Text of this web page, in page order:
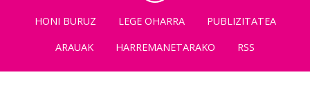
HONI BURUZ LEGE OHARRA
PUBLIZITATEA
ARAUAK
HARREMANETARAKO RSS